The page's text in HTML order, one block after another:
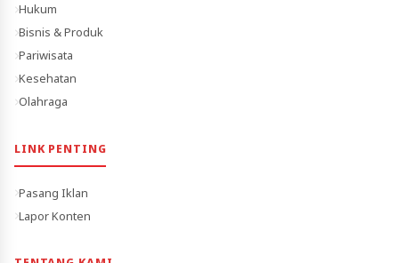
Hukum
Bisnis & Produk
Pariwisata
Kesehatan
Olahraga
LINK PENTING
Pasang Iklan
Lapor Konten